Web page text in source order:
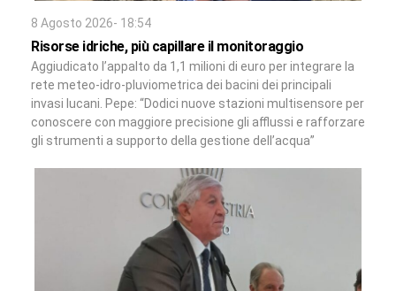
8 Agosto 2026- 18:54
Risorse idriche, più capillare il monitoraggio
Aggiudicato l’appalto da 1,1 milioni di euro per integrare la
rete meteo-idro-pluviometrica dei bacini dei principali
invasi lucani. Pepe: “Dodici nuove stazioni multisensore per
conoscere con maggiore precisione gli afflussi e rafforzare
gli strumenti a supporto della gestione dell’acqua”